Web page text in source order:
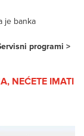
je banka
programi >
NEĆETE IMATI